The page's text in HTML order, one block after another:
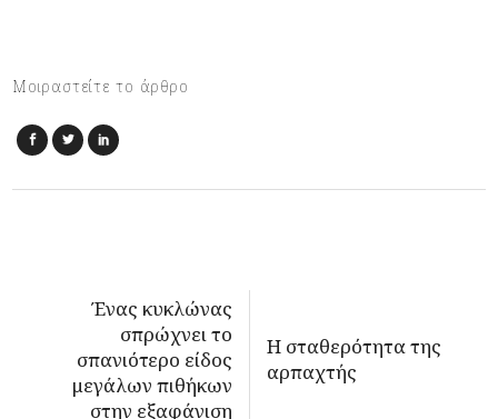
Μοιραστείτε το άρθρο
Ένας κυκλώνας
σπρώχνει το
σπανιότερο είδος
μεγάλων πιθήκων
στην εξαφάνιση
Η σταθερότητα της
αρπαχτής